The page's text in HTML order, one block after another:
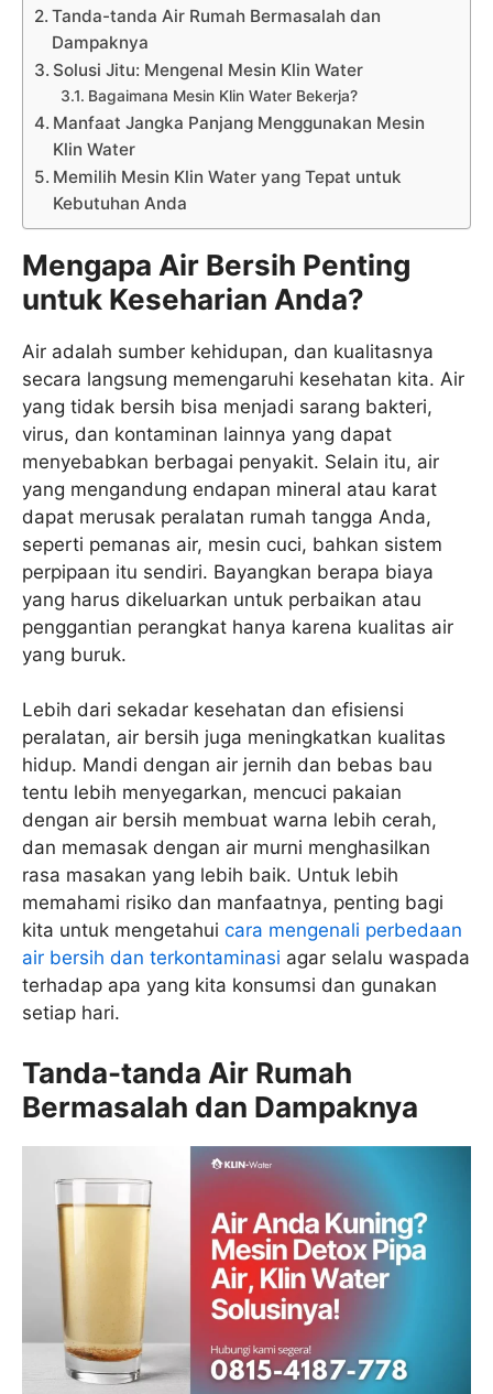
Tanda-tanda Air Rumah Bermasalah dan
Dampaknya
Solusi Jitu: Mengenal Mesin Klin Water
Bagaimana Mesin Klin Water Bekerja?
Manfaat Jangka Panjang Menggunakan Mesin
Klin Water
Memilih Mesin Klin Water yang Tepat untuk
Kebutuhan Anda
Mengapa Air Bersih Penting
untuk Keseharian Anda?
Air adalah sumber kehidupan, dan kualitasnya
secara langsung memengaruhi kesehatan kita. Air
yang tidak bersih bisa menjadi sarang bakteri,
virus, dan kontaminan lainnya yang dapat
menyebabkan berbagai penyakit. Selain itu, air
yang mengandung endapan mineral atau karat
dapat merusak peralatan rumah tangga Anda,
seperti pemanas air, mesin cuci, bahkan sistem
perpipaan itu sendiri. Bayangkan berapa biaya
yang harus dikeluarkan untuk perbaikan atau
penggantian perangkat hanya karena kualitas air
yang buruk.
Lebih dari sekadar kesehatan dan efisiensi
peralatan, air bersih juga meningkatkan kualitas
hidup. Mandi dengan air jernih dan bebas bau
tentu lebih menyegarkan, mencuci pakaian
dengan air bersih membuat warna lebih cerah,
dan memasak dengan air murni menghasilkan
rasa masakan yang lebih baik. Untuk lebih
memahami risiko dan manfaatnya, penting bagi
kita untuk mengetahui cara mengenali perbedaan
air bersih dan terkontaminasi agar selalu waspada
terhadap apa yang kita konsumsi dan gunakan
setiap hari.
Tanda-tanda Air Rumah
Bermasalah dan Dampaknya